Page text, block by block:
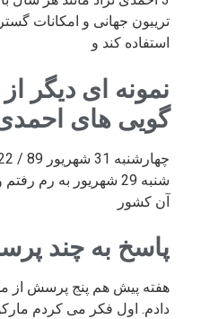
تریبون جهانی و امکانات
استفاده کند و
نمونه ای دیگر
گویی های
شنبه 29 شهریور به رم
آن کشور
پاسخ به چند
هفته پیش هم پنج پرسش از
دادم. اول فکر می کردم